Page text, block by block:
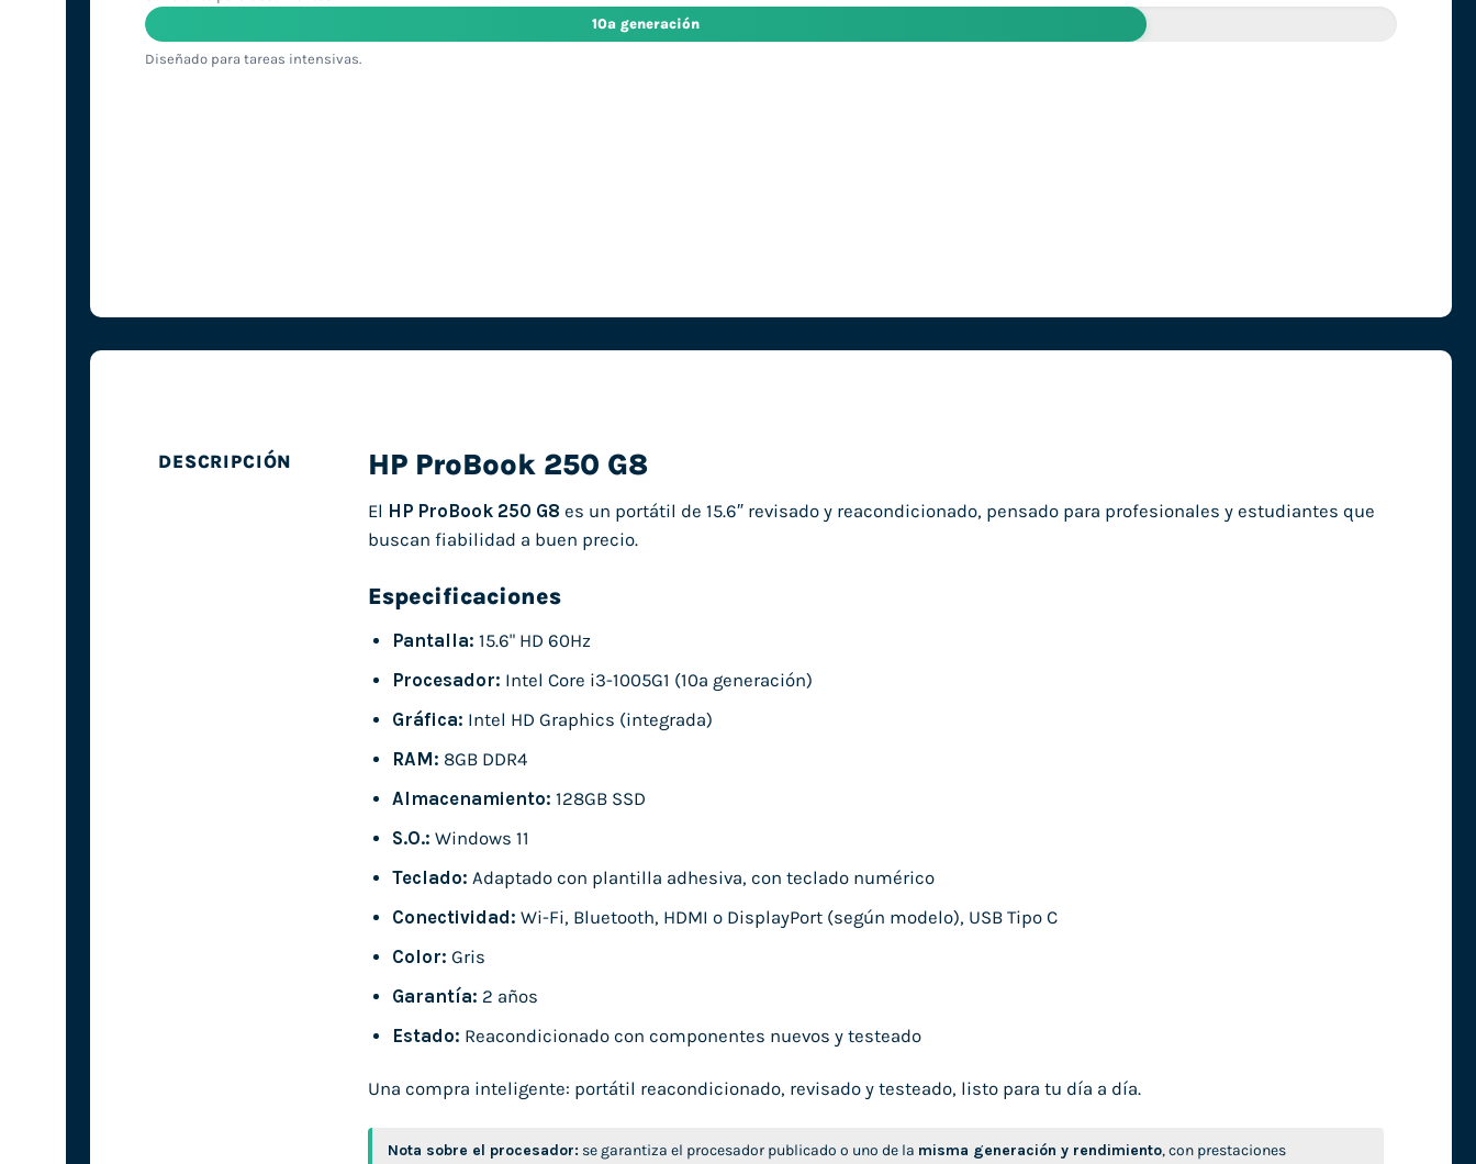
10ª generación
Diseñado para tareas intensivas.
DESCRIPCIÓN HP ProBook 250 G8
El HP ProBook 250 G8 es un portátil de 15.6″ revisado y reacondicionado, pensado para profesionales y estudiantes que
buscan fiabilidad a buen precio.
Especificaciones
Pantalla: 15.6" HD 60Hz
Procesador: Intel Core i3-1005G1 (10ª generación)
Gráfica: Intel HD Graphics (integrada)
RAM: 8GB DDR4
Almacenamiento: 128GB SSD
S.O.: Windows 11
Teclado: Adaptado con plantilla adhesiva, con teclado numérico
Conectividad: Wi-Fi, Bluetooth, HDMI o DisplayPort (según modelo), USB Tipo C
Color: Gris
Garantía: 2 años
Estado: Reacondicionado con componentes nuevos y testeado
Una compra inteligente: portátil reacondicionado, revisado y testeado, listo para tu día a día.
Nota sobre el procesador: se garantiza el procesador publicado o uno de la misma generación y rendimiento, con prestaciones